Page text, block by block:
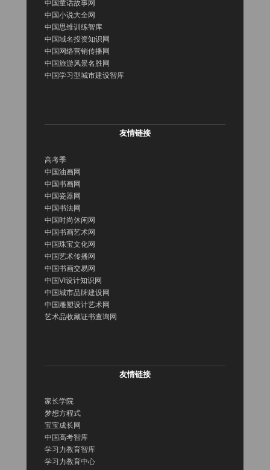
中国童话故事网
中国小说大全网
中国思维训练智库
中国域名投资知识网
中国网络营销传播网
中国旅游风景名胜网
中国学习型城市建设智库
友情链接
高考季
中国油画网
中国书画网
中国瓷器网
中国书法网
中国时尚休闲网
中国书画艺术网
中国珠宝文化网
中国艺术传播网
中国书画交易网
中国VI设计知识网
中国城市品牌建设网
中国雕塑设计艺术网
艺术品收藏证书查询网
友情链接
家长学院
梦想方程式
宝宝成长网
中国高考智库
学习力教育智库
学习力教育中心